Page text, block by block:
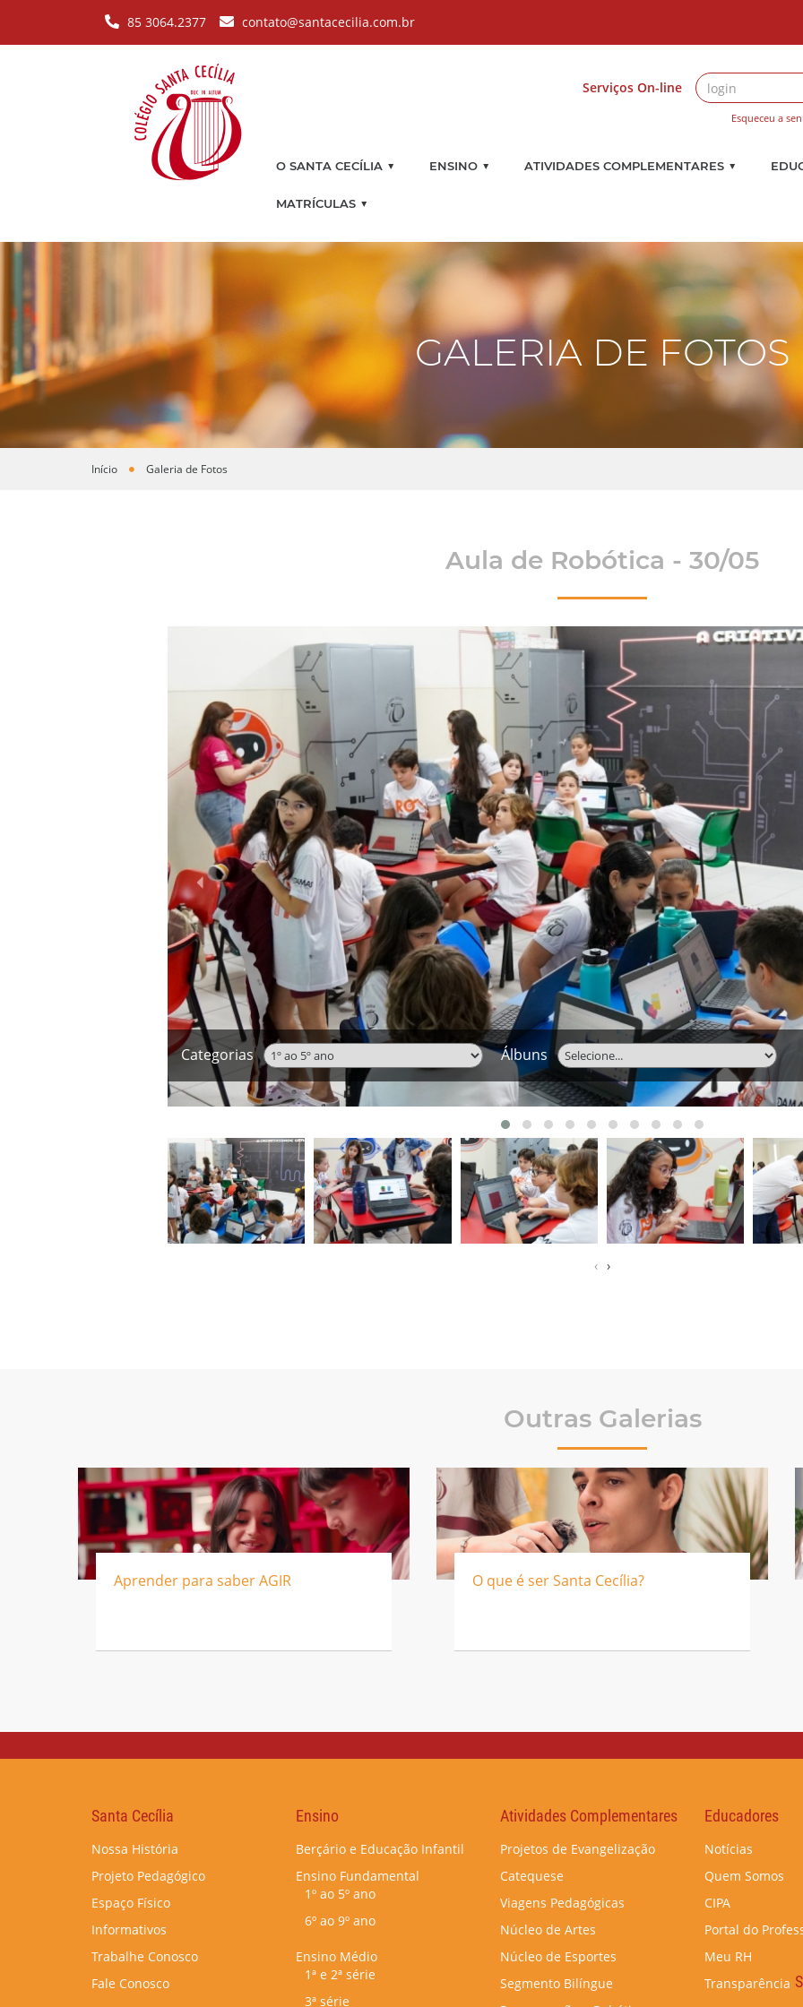
85 3064.2377 contato@santacecilia.com.br
Serviços On-line
Esqueceu a
O SANTA CECÍLIA ▼ ENSINO ▼ ATIVIDADES COMPLEMENTARES ▼
MATRÍCULAS ▼
GALERIA DE FOTOS
Você está aqui
Início Galeria de Fotos
Aula de Robótica - 30/05
Categorias Álbuns
‹ ›
Outras Galerias
Aprender para saber AGIR O que é ser Santa Cecília?
Santa Cecília
Nossa História
Projeto Pedagógico
Espaço Físico
Informativos
Trabalhe Conosco
Fale Conosco
Ensino
Berçário e Educação Infantil
Ensino Fundamental
1º ao 5º ano
6º ao 9º ano
Ensino Médio
1ª e 2ª série
3ª série
Atividades Complementares
Projetos de Evangelização
Catequese
Viagens Pedagógicas
Núcleo de Artes
Núcleo de Esportes
Segmento Bilíngue
Educadores
Notícias
Quem Somos
CIPA
Portal do
Meu RH
Transparência